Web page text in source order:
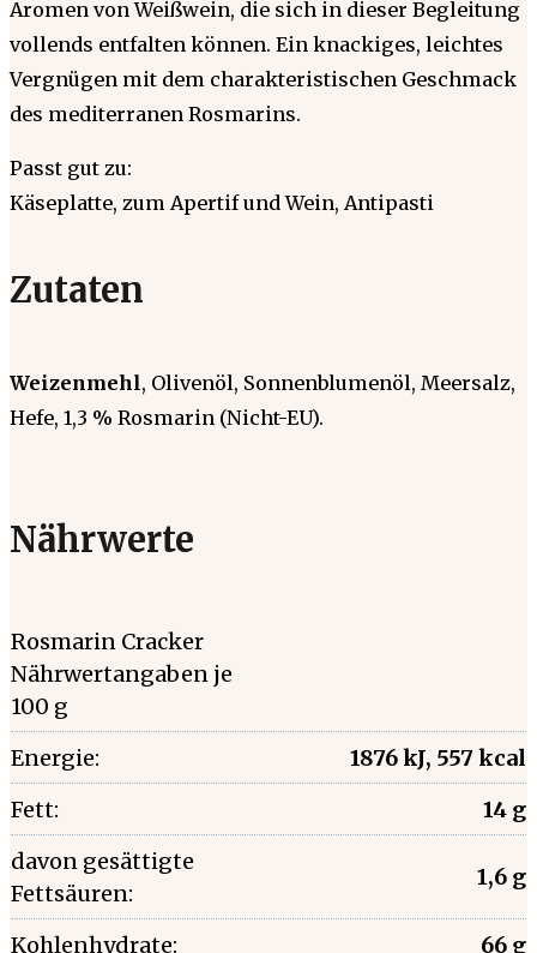
Aromen von Weißwein, die sich in dieser Begleitung
vollends entfalten können. Ein knackiges, leichtes
Vergnügen mit dem charakteristischen Geschmack
des mediterranen Rosmarins.
Passt gut zu:
Käseplatte, zum Apertif und Wein, Antipasti
Zutaten
Weizenmehl, Olivenöl, Sonnenblumenöl, Meersalz,
Hefe, 1,3 % Rosmarin (Nicht-EU).
Nährwerte
Rosmarin Cracker
Nährwertangaben je
100 g
Energie:
1876 kJ, 557 kcal
Fett:
14 g
davon gesättigte
Fettsäuren:
1,6 g
Kohlenhydrate:
66 g